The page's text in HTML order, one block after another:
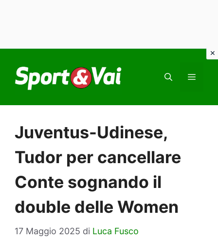
contenuto
Juventus-Udinese,
Tudor per cancellare
Conte sognando il
double delle Women
17 Maggio 2025 di Luca Fusco